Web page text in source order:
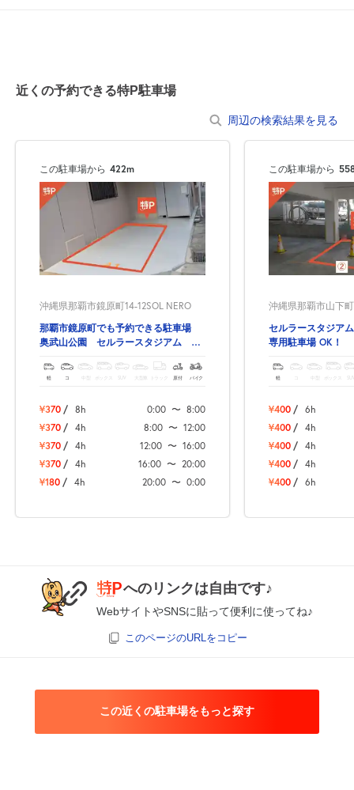
近くの予約できる特P駐車場
周辺の検索結果を見る
この駐車場から 422m
沖縄県那覇市鏡原町14-12SOL NERO
那覇市鏡原町でも予約できる駐車場
奥武山公園 セルラースタジアム 奥
軽 コ 中型 ボックス SUV 大型車 トラック 原付 バイク
¥370 / 8h 0:00 〜 8:00
¥370 / 4h 8:00 〜 12:00
¥370 / 4h 12:00 〜 16:00
¥370 / 4h 16:00 〜 20:00
¥180 / 4h 20:00 〜 0:00
この駐車場から
沖縄県那覇市山下
セルラースタジア
専用駐車場 OK！
軽 中型 ボックス
¥400 / 6h
¥400 / 4h
¥400 / 4h
¥400 / 4h
¥400 / 6h
へのリンクは自由です♪
WebサイトやSNSに貼って便利に使ってね♪
このページのURLをコピー
この近くの駐車場をもっと探す